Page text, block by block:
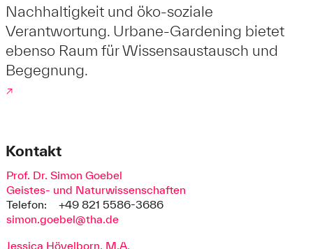
Nachhaltigkeit und öko-soziale
Verantwortung. Urbane-Gardening bietet
ebenso Raum für Wissensaustausch und
Begegnung.
↗
Kontakt
Prof. Dr. Simon Goebel
Geistes- und Naturwissenschaften
Telefon:
+49 821 5586-3686
simon.goebel@tha.de
Jessica Hövelborn, M.A.